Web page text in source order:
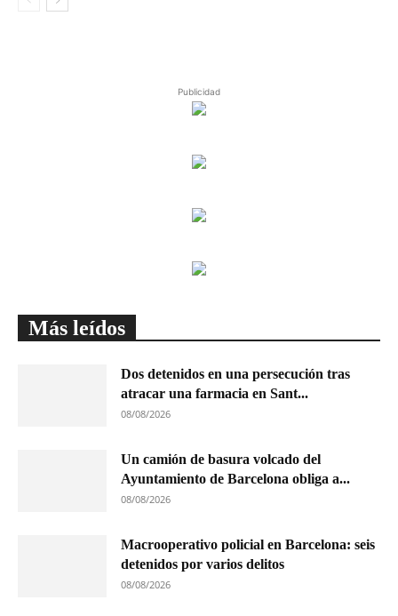
Publicidad
Más leídos
Dos detenidos en una persecución tras
atracar una farmacia en Sant...
08/08/2026
Un camión de basura volcado del
Ayuntamiento de Barcelona obliga a...
08/08/2026
Macrooperativo policial en Barcelona: seis
detenidos por varios delitos
08/08/2026